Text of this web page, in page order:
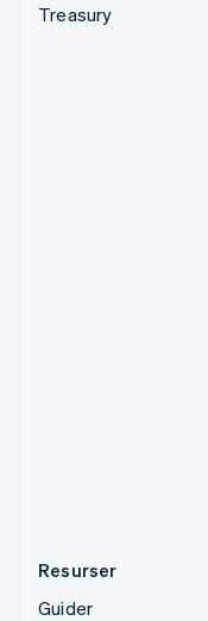
Treasury
Resurser
Guider